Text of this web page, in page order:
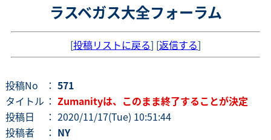
ラスベガス大全フォーラム
[投稿リストに戻る] [返信する]
投稿No ： 571
タイトル ： Zumanityは、このまま終了することが決定
投稿日
： 2020/11/17(Tue) 10:51:44
投稿者
： NY